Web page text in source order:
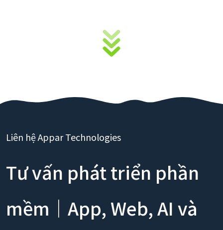
Liên hệ Appar Technologies
Tư vấn phát triển phần
mềm｜App, Web, AI và